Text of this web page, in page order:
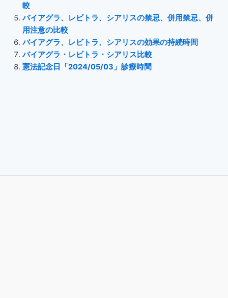
較
バイアグラ、レビトラ、シアリスの禁忌、併用禁忌、併
用注意の比較
バイアグラ、レビトラ、シアリスの効果の持続時間
バイアグラ・レビトラ・シアリス比較
憲法記念日「2024/05/03」診療時間